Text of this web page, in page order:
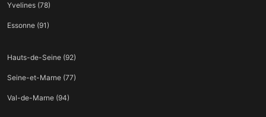
Yvelines (78)
Essonne (91)
Hauts-de-Seine (92)
Seine-et-Marne (77)
Val-de-Marne (94)